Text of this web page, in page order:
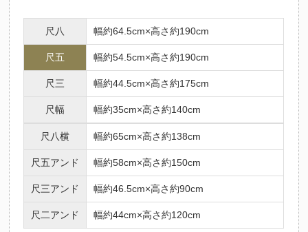
尺八 幅約64.5cm×高さ約190cm
尺五 幅約54.5cm×高さ約190cm
尺三 幅約44.5cm×高さ約175cm
尺幅 幅約35cm×高さ約140cm
尺八横 幅約65cm×高さ約138cm
尺五アンド 幅約58cm×高さ約150cm
尺三アンド 幅約46.5cm×高さ約90cm
尺二アンド 幅約44cm×高さ約120cm